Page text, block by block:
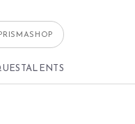
PRISMASHOP
TALENTS